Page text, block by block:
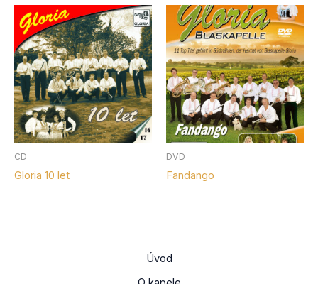
CD
Gloria 10 let
DVD
Fandango
Úvod